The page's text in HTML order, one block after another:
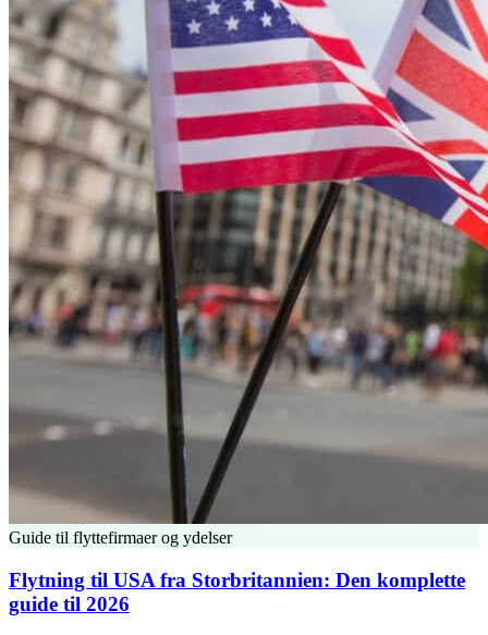
Guide til flyttefirmaer og ydelser
Flytning til USA fra Storbritannien: Den komplette
guide til 2026